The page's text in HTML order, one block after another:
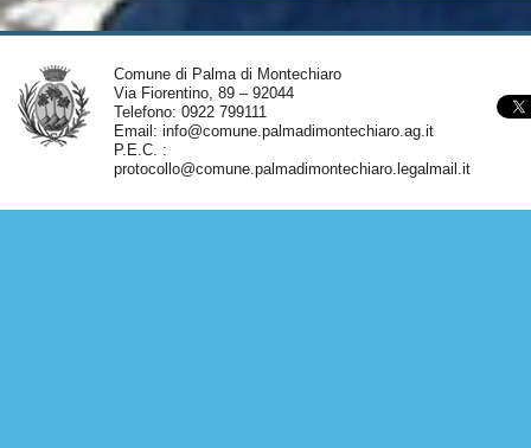
Comune di Palma di Montechiaro
Via Fiorentino, 89 – 92044
Telefono: 0922 799111
Email: info@comune.palmadimontechiaro.ag.it
P.E.C. :
protocollo@comune.palmadimontechiaro.legalmail.it